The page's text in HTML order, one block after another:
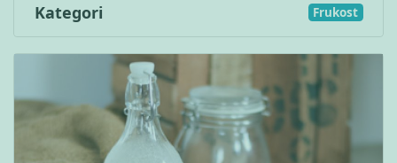
Kategori Frukost